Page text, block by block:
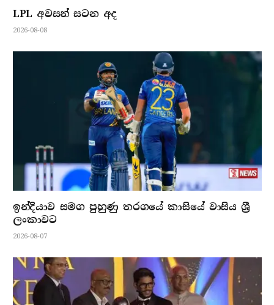
LPL අවසන් සටන අද
2026-08-08
ඉන්දියාව සමග පුහුණු තරගයේ කාසියේ වාසිය ශ්‍රී
ලංකාවට
2026-08-07